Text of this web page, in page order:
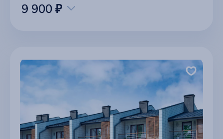
9 900 ₽